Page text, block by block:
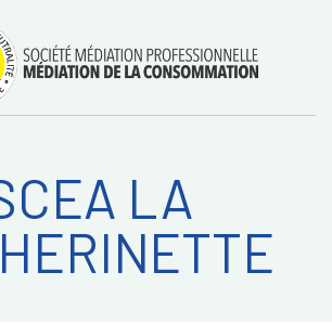
litiges
et
avec
de la
LA